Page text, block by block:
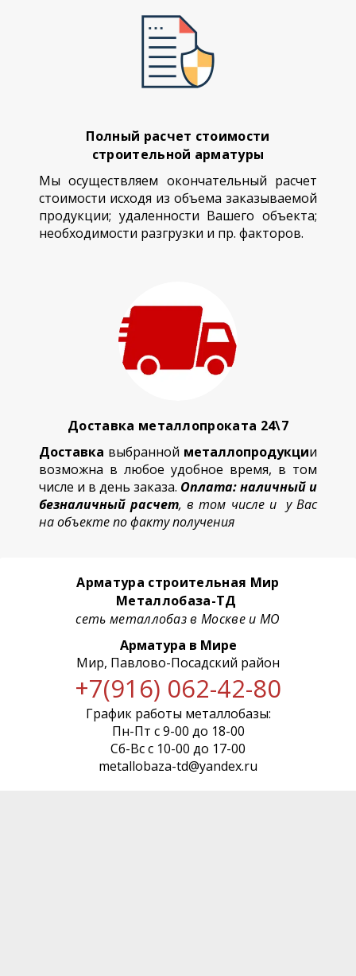
Полный расчет стоимости
строительной арматуры
Мы осуществляем окончательный расчет
стоимости исходя из объема заказываемой
продукции; удаленности Вашего объекта;
необходимости разгрузки и пр. факторов.
Доставка металлопроката 24\7
Доставка выбранной металлопродукции
возможна в любое удобное время, в том
числе и в день заказа. Оплата: наличный и
безналичный расчет, в том числе и у Вас
на объекте по факту получения
Арматура строительная Мир
Металлобаза-ТД
сеть металлобаз в Москве и МО
Арматура в Мире
Мир, Павлово-Посадский район
+7(916) 062-42-80
График работы металлобазы:
Пн-Пт с 9-00 до 18-00
Сб-Вс с 10-00 до 17-00
metallobaza-td@yandex.ru